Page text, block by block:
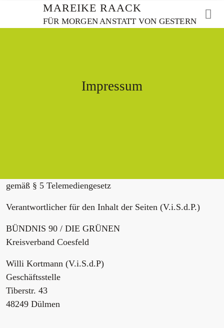
MAREIKE RAACK
FÜR MORGEN ANSTATT VON GESTERN
Impressum
gemäß § 5 Telemediengesetz
Verantwortlicher für den Inhalt der Seiten (V.i.S.d.P.)
BÜNDNIS 90 / DIE GRÜNEN
Kreisverband Coesfeld
Willi Kortmann (V.i.S.d.P)
Geschäftsstelle
Tiberstr. 43
48249 Dülmen